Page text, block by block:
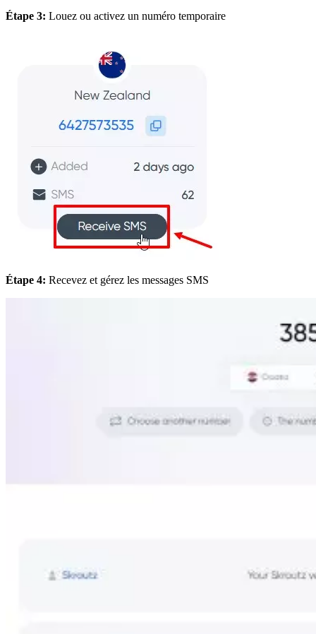
Étape 3: Louez ou activez un numéro temporaire
Étape 4: Recevez et gérez les messages SMS